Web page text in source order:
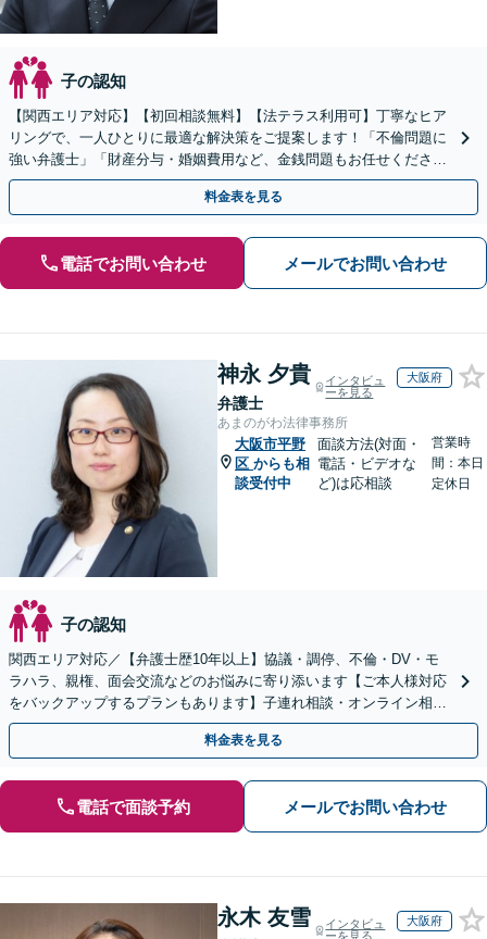
子の認知
【関西エリア対応】【初回相談無料】【法テラス利用可】丁寧なヒア
リングで、一人ひとりに最適な解決策をご提案します！「不倫問題に
強い弁護士」「財産分与・婚姻費用など、金銭問題もお任せくださ
い」男性からのご相談も承っております【夜間・休日面談可】
料金表を見る
電話でお問い合わせ メールでお問い合わせ
神永 夕貴
弁護士
インタビュ
ーを見る
大阪府
あまのがわ法律事務所
大阪市平野
区 からも相
談受付中
面談方法(対面・
電話・ビデオな
ど)は応相談
営業時
間：本日
定休日
子の認知
関西エリア対応／【弁護士歴10年以上】協議・調停、不倫・DV・モ
ラハラ、親権、面会交流などのお悩みに寄り添います【ご本人様対応
をバックアップするプランもあります】子連れ相談・オンライン相談
OK【直接初回面談30分無料】
料金表を見る
電話で面談予約 メールでお問い合わせ
永木 友雪
インタビュ
ーを見る
大阪府